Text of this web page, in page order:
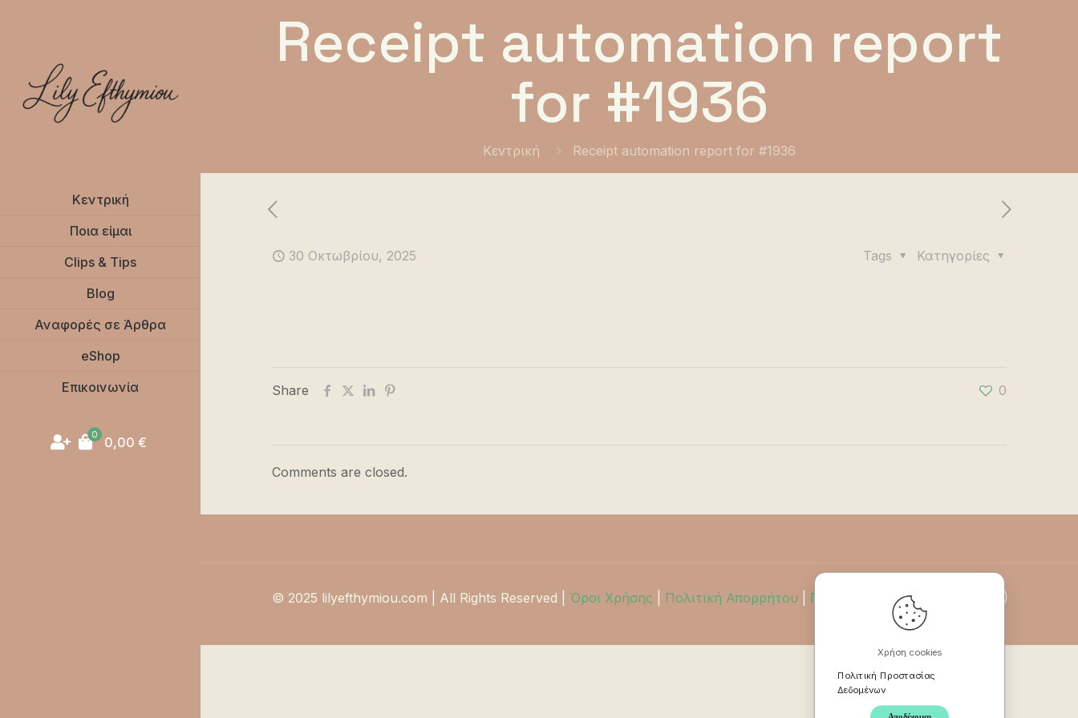
Κεντρική
Ποια είμαι
Clips & Tips
Blog
Αναφορές σε Άρθρα
eShop
Επικοινωνία
0 0,00 €
Receipt automation report
for #1936
Κεντρική Receipt automation report for #1936
30 Οκτωβρίου, 2025 Κατηγορίες
Tags
Share 0
Comments are closed.
© 2025 lilyefthymiou.com | All Rights Reserved | Όροι Χρήσης Πολιτική Απορρήτου Πολιτική Επιστροφών
Χρήση cookies
Πολιτική Προστασίας
Δεδομένων
Αποδέχομαι